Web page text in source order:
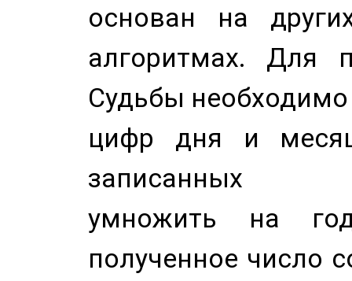
основан на
алгоритмах. Для
Судьбы
цифр дня и
записанных
умножить на
полученное число